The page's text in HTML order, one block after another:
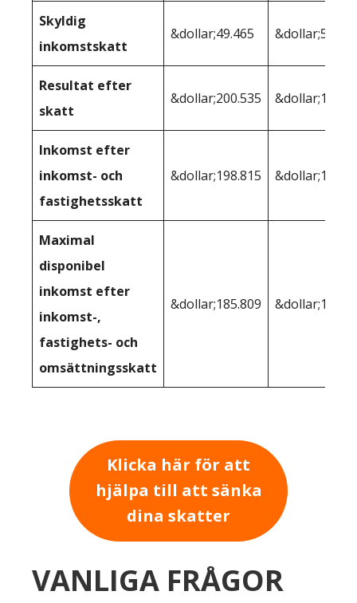
Skyldig
inkomstskatt
&dollar;49.465
Resultat efter
skatt
&dollar;200.535
Inkomst efter
inkomst- och
fastighetsskatt
&dollar;198.815
Maximal
disponibel
inkomst efter
inkomst-,
fastighets- och
omsättningsskatt
&dollar;185.809
Klicka här för att
hjälpa till att sänka
dina skatter
VANLIGA FRÅGOR